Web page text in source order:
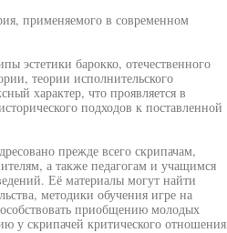
применяемого в современном
эстетики барокко, отечественного
теории исполнительского
характер, что проявляется в
подходов к поставленной
прежде всего скрипачам,
а также педагогам и учащимся
Её материалы могут найти
методики обучения игре на
приобщению молодых
у скрипачей критического отношения